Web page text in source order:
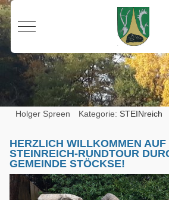
Mobile Menu Toggle
Holger Spreen Kategorie:STEINreich
HERZLICH WILLKOMMEN AUF
STEINREICH-RUNDTOUR
GEMEINDE STÖCKSE!